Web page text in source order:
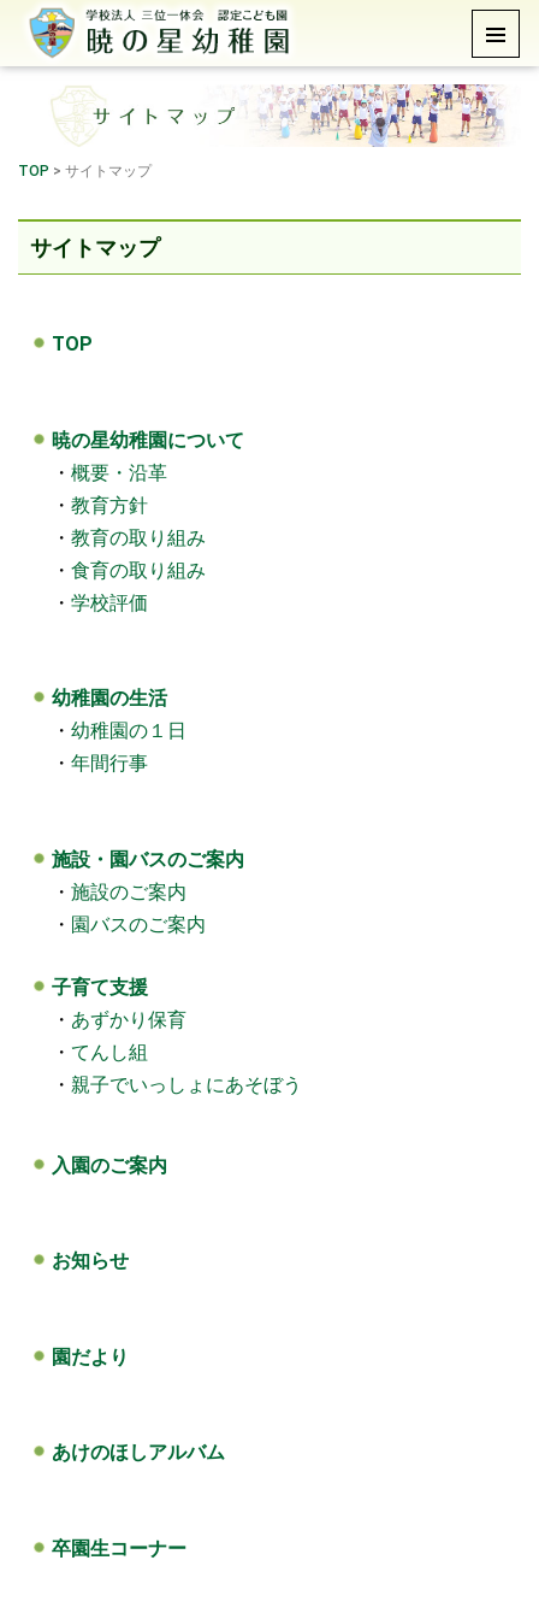
TOP > サイトマップ
サイトマップ
TOP
暁の星幼稚園について
・ 概要・沿革
・ 教育方針
・ 教育の取り組み
・ 食育の取り組み
・ 学校評価
幼稚園の生活
・ 幼稚園の１日
・ 年間行事
施設・園バスのご案内
・ 施設のご案内
・ 園バスのご案内
子育て支援
・ あずかり保育
・ てんし組
・ 親子でいっしょにあそぼう
入園のご案内
お知らせ
園だより
あけのほしアルバム
卒園生コーナー